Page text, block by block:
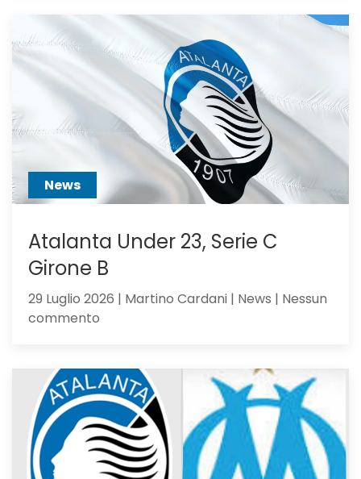
alla
Juventus:
Dea,
non
hai
creduto
abbastanza?
News
Atalanta Under 23, Serie C
Girone B
29 Luglio 2026 | Martino Cardani | News | Nessun
commento
23,
Serie
C
Girone
B